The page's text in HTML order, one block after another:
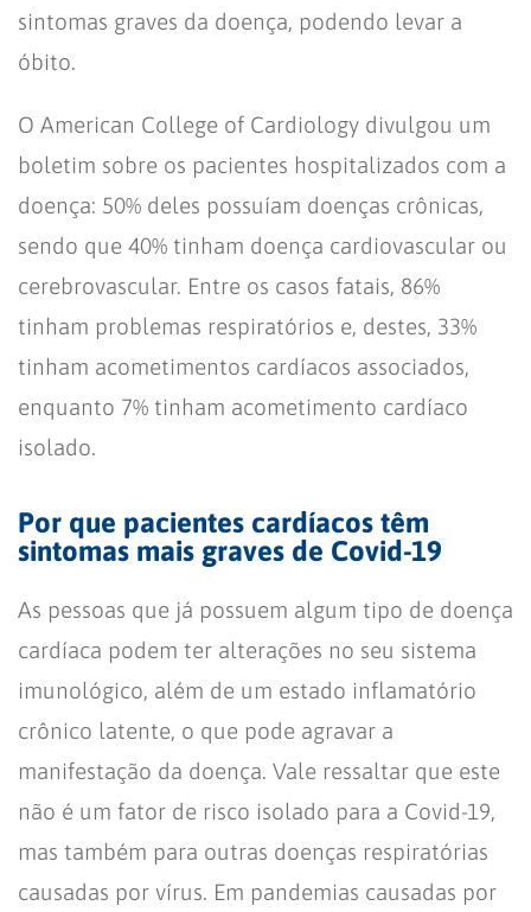
sintomas graves da doença, podendo levar a
óbito.
O American College of Cardiology divulgou um
boletim sobre os pacientes hospitalizados com a
doença: 50% deles possuíam doenças crônicas,
sendo que 40% tinham doença cardiovascular ou
cerebrovascular. Entre os casos fatais, 86%
tinham problemas respiratórios e, destes, 33%
tinham acometimentos cardíacos associados,
enquanto 7% tinham acometimento cardíaco
isolado.
Por que pacientes cardíacos têm
sintomas mais graves de Covid-19
As pessoas que já possuem algum tipo de doença
cardíaca podem ter alterações no seu sistema
imunológico, além de um estado inflamatório
crônico latente, o que pode agravar a
manifestação da doença. Vale ressaltar que este
não é um fator de risco isolado para a Covid-19,
mas também para outras doenças respiratórias
causadas por vírus. Em pandemias causadas por